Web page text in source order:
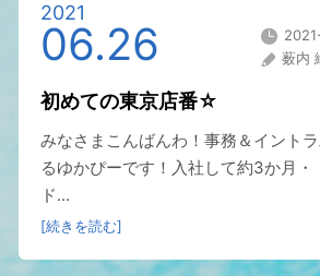
2021
06.26
薮内
初めての東京店番☆
みなさまこんばんわ！事務＆イント
るゆかぴーです！入社して約3か月・
ド...
[続きを読む]